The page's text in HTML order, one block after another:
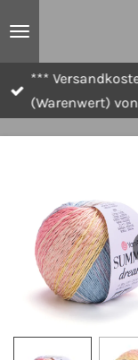
***
(Warenwert)